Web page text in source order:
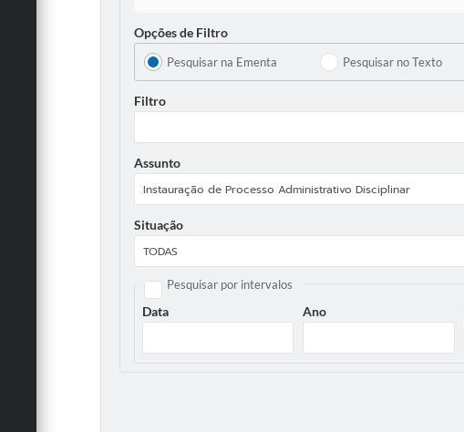
Opções de Filtro
Pesquisar na Ementa Pesquisar no Texto
Filtro
Assunto
Situação
Pesquisar por intervalos
Data Ano